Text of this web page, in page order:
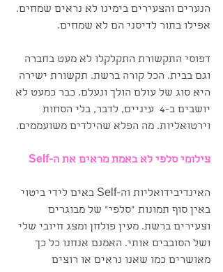
הנערים והצעירים בימינו לא נראים שמחים.
אפילו בתור לדיסני הם לא שמחים.
דפוסי התקשורת התקלקלו לא מעט בחברה
וגם בבית. הכל קורה ברשת. תקשורת ישירה
היא סוג של עולם הולך ונעלם. כבר כמעט לא
יושבים ב-4  עיניים, לדבר, בלי הסחות
וירטואליות. מה הפלא שהילדים משועממים.
צילומי סלפי לא באמת מראים את ה-Self
האינדיבידואליות וה-Self באים לידי ביטוי
באין סוף תמונות "סלפי" של מבוגרים
וצעירים ברשת. מעין פולחן ומצג חיובי שלי
ושל הסובבים אותי. האמנם אנחנו כל כך
מאושרים כמו שאנו נראים או רוצים